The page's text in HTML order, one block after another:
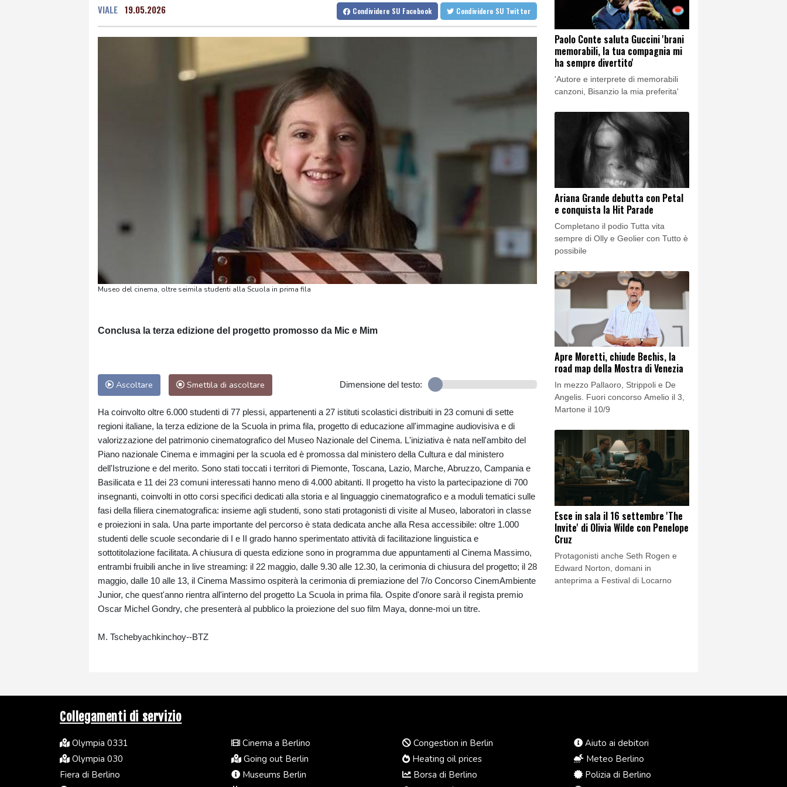
Kiev, 'stato di allerta aerea nella capitale, c'è la minaccia di droni nemici'
Brasile, la deforestazione in Amazzonia ai minimi da un decennio
Brasile, la deforestazione in Amazzonia ai minimi da un decennio
VIALE 19.05.2026 Condividere SU Facebook Condividere SU Twitter
Museo del cinema, oltre seimila studenti alla Scuola in prima fila
Conclusa la terza edizione del progetto promosso da Mic e Mim
Ascoltare Smettila di ascoltare Dimensione del testo:
Ha coinvolto oltre 6.000 studenti di 77 plessi, appartenenti a 27 istituti scolastici distribuiti in 23 comuni di sette
regioni italiane, la terza edizione de la Scuola in prima fila, progetto di educazione all'immagine audiovisiva e di
valorizzazione del patrimonio cinematografico del Museo Nazionale del Cinema. L'iniziativa è nata nell'ambito del
Piano nazionale Cinema e immagini per la scuola ed è promossa dal ministero della Cultura e dal ministero
dell'Istruzione e del merito. Sono stati toccati i territori di Piemonte, Toscana, Lazio, Marche, Abruzzo, Campania e
Basilicata e 11 dei 23 comuni interessati hanno meno di 4.000 abitanti. Il progetto ha visto la partecipazione di 700
insegnanti, coinvolti in otto corsi specifici dedicati alla storia e al linguaggio cinematografico e a moduli tematici sulle
fasi della filiera cinematografica: insieme agli studenti, sono stati protagonisti di visite al Museo, laboratori in classe
e proiezioni in sala. Una parte importante del percorso è stata dedicata anche alla Resa accessibile: oltre 1.000
studenti delle scuole secondarie di I e II grado hanno sperimentato attività di facilitazione linguistica e
sottotitolazione facilitata. A chiusura di questa edizione sono in programma due appuntamenti al Cinema Massimo,
entrambi fruibili anche in live streaming: il 22 maggio, dalle 9.30 alle 12.30, la cerimonia di chiusura del progetto; il 28
maggio, dalle 10 alle 13, il Cinema Massimo ospiterà la cerimonia di premiazione del 7/o Concorso CinemAmbiente
Junior, che quest'anno rientra all'interno del progetto La Scuola in prima fila. Ospite d'onore sarà il regista premio
Oscar Michel Gondry, che presenterà al pubblico la proiezione del suo film Maya, donne-moi un titre.
M. Tschebyachkinchoy--BTZ
Paolo Conte saluta Guccini 'brani
memorabili, la tua compagnia mi
ha sempre divertito'
'Autore e interprete di memorabili
canzoni, Bisanzio la mia preferita'
Ariana Grande debutta con Petal
e conquista la Hit Parade
Completano il podio Tutta vita
sempre di Olly e Geolier con Tutto è
possibile
Apre Moretti, chiude Bechis, la
road map della Mostra di Venezia
In mezzo Pallaoro, Strippoli e De
Angelis. Fuori concorso Amelio il 3,
Martone il 10/9
Esce in sala il 16 settembre 'The
Invite' di Olivia Wilde con Penelope
Cruz
Protagonisti anche Seth Rogen e
Edward Norton, domani in
anteprima a Festival di Locarno
Collegamenti di servizio
Olympia 0331
Olympia 030
Fiera di Berlino
Cinema a Berlino
Going out Berlin
Museums Berlin
Congestion in Berlin
Heating oil prices
Borsa di Berlino
Aiuto ai debitori
Meteo Berlino
Polizia di Berlino